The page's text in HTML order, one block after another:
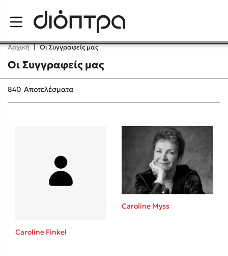
Δημοφιλή Βιβλία
Lidia Branković
Το ξενοδοχείο των συναισθημάτων
Χάρης Πολίτης
Αρχική | Οι Συγγραφείς μας
Οι Συγγραφείς μας
840 Αποτελέσματα
Caroline Finkel
Caroline Myss